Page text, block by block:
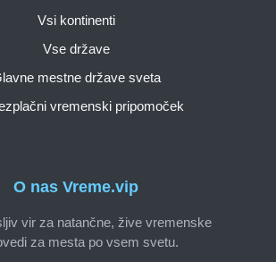
O nas Vreme.vip
vir za natančne, žive vremenske
za mesta po vsem svetu.
Vsi kontinenti
Vse države
mestne države sveta
vremenski pripomoček